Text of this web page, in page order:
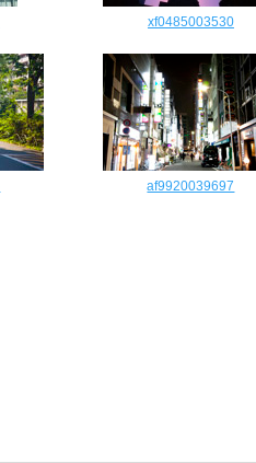
xf0485003530
af9920039697